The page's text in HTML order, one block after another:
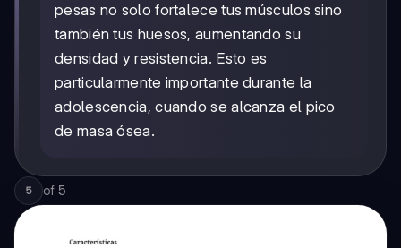
pesas no solo fortalece tus músculos sino
también tus huesos, aumentando su
densidad y resistencia. Esto es
particularmente importante durante la
adolescencia, cuando se alcanza el pico
de masa ósea.
5 of 5